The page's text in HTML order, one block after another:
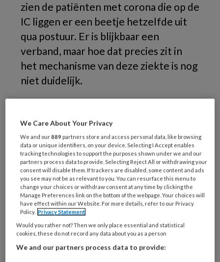
zien de patiënten met corona die op de
IC liggen er een beetje hetzelfde uit
qua postuur. Er is blijkbaar een
verband, maar hoe dat precies zit in
het mechanisme van deze ziekte is nog
niet duidelijk.
zegt dat twee derde tot 80% van de corona-
patiënten overgewicht hebben.
Het kan te maken hebben met het feit dat veel
patiënten met overgewicht ook een hoge
bloeddruk of suikerziekte hebben. Daarnaast
ademen mensen met overgewicht zwaarder
door druk van de borstkas. Benauwdheid en
kortademigheid zijn enkele van de symptomen
die voorkomen bij besmetting met COVID-19.
We Care About Your Privacy
We and our889 partners store and access personal data, like browsing
data or unique identifiers, on your device. Selecting I Accept enables
tracking technologies to support the purposes shown under we and our
partners process data to provide. Selecting Reject All or withdrawing your
consent will disable them. If trackers are disabled, some content and ads
you see may not be as relevant to you. You can resurface this menu to
change your choices or withdraw consent at any time by clicking the
Manage Preferences link on the bottom of the webpage. Your choices will
have effect within our Website. For more details, refer to our Privacy
Policy. Privacy Statement
Would you rather not? Then we only place essential and statistical
cookies, these do not record any data about you as a person
We and our partners process data to provide: